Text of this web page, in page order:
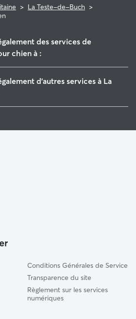
> La Teste-de-Buch >
des services de
chien à :
d'autres services à La
à La Teste-de-Buch
Conditions Générales de Service
Transparence du site
Règlement sur les services
numériques